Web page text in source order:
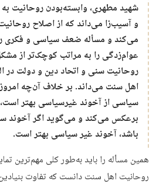
شهید مطهری، وابسته‌بودن روحانیت
و آسیب‌زا می‌داند که از اصلاح
می‌کند و مسأله ضعف سیاسی و فکری
عوام‌زدگی را به مراتب کوچک‌تر از
روحانیت سنی و اتحاد دین و دولت در
اهل سنت می‌داند. بر خلاف آن‌چه
سیاسی از آخوند غیرسیاسی بهتر
برعکس می‌کند و می‌گوید اگر آخوند
باشد، آخوند غیر سیاسی بهتر است.
همین مسأله را باید به‌طور کلی مهم‌ترین
روحانیت اهل سنت دانست که تفاوت